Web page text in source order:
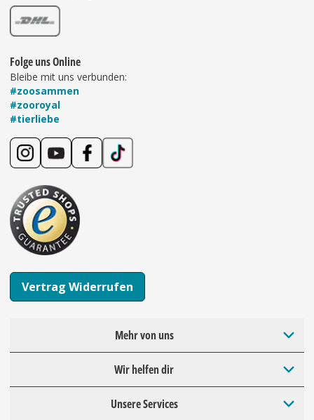
Folge uns Online
Bleibe mit uns verbunden:
#zoosammen
#zooroyal
#tierliebe
Vertrag Widerrufen
Mehr von uns
Wir helfen dir
Unsere Services